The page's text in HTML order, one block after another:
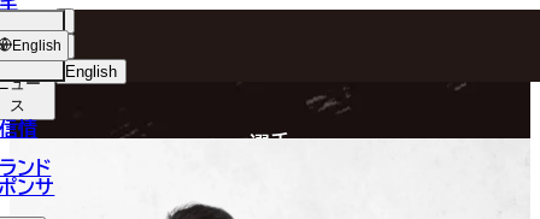
English
ョッ
プ
ュー
ス
情
ンド
ンサ
English
選手